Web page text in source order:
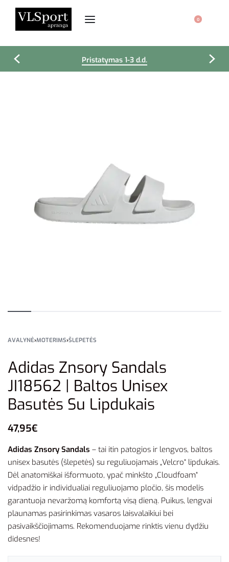
0
Pristatymas 1-3 d.d.
AVALYNĖ›MOTERIMS›ŠLEPETĖS
Adidas Znsory Sandals
JI18562 | Baltos Unisex
Basutės Su Lipdukais
47,95€
Adidas Znsory Sandals – tai itin patogios ir lengvos, baltos
unisex basutės (šlepetės) su reguliuojamais „Velcro“ lipdukais.
Dėl anatomiškai išformuoto, ypač minkšto „Cloudfoam“
vidpadžio ir individualiai reguliuojamo pločio, šis modelis
garantuoja nevaržomą komfortą visą dieną. Puikus, lengvai
plaunamas pasirinkimas vasaros laisvalaikiui bei
pasivaikščiojimams. Rekomenduojame rinktis vienu dydžiu
didesnes!